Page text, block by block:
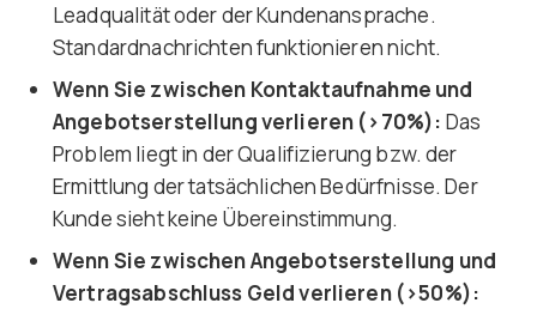
Leadqualität oder der Kundenansprache.
Standardnachrichten funktionieren nicht.
Wenn Sie zwischen Kontaktaufnahme und
Angebotserstellung verlieren (>70%): Das
Problem liegt in der Qualifizierung bzw. der
Ermittlung der tatsächlichen Bedürfnisse. Der
Kunde sieht keine Übereinstimmung.
Wenn Sie zwischen Angebotserstellung und
Vertragsabschluss Geld verlieren (>50%):